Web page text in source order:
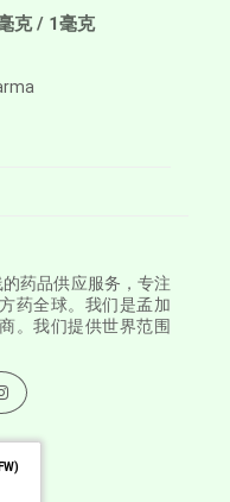
克 / 1毫克
药品供应服务，专注
药全球。我们是孟加
。我们提供世界范围